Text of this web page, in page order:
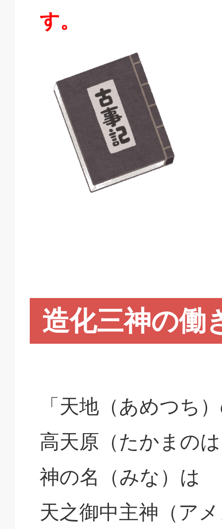
す。
造化三神の働
「天地（あめつち
高天原（たかまの
神の名（みな）は
天之御中主神（ア